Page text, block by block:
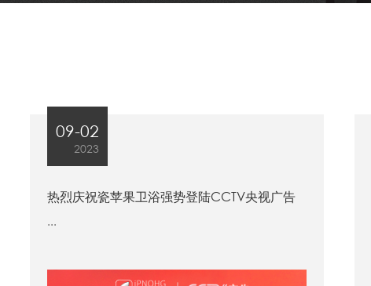
09-02
2023
热烈庆祝瓷苹果卫浴强势登陆CCTV央视广告
...